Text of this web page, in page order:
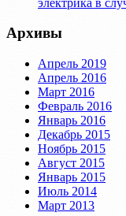
Архивы
Апрель 2019
Апрель 2016
Март 2016
Февраль 2016
Январь 2016
Декабрь 2015
Ноябрь 2015
Август 2015
Январь 2015
Июль 2014
Март 2013